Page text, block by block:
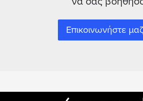
Επικοινωνήστε